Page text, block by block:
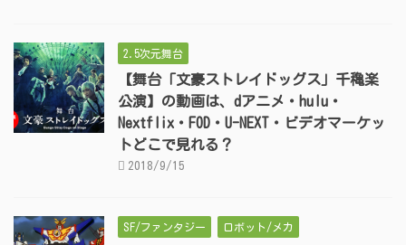
2.5次元舞台
【舞台「文豪ストレイドッグス」千穐楽
公演】の動画は、dアニメ・hulu・
Nextflix・FOD・U-NEXT・ビデオマーケッ
トどこで見れる？
2018/9/15
SF/ファンタジー ロボット/メカ